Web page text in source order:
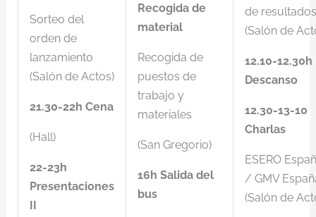
Sorteo del
orden de
lanzamiento
(Salón de Actos)
21.30-22h Cena
(Hall)
22-23h
Presentaciones
II
Recogida de
material
Recogida de
puestos de
trabajo y
materiales
(San Gregorio)
16h Salida del
bus
de resultados
(Salón de
12.10-12.30h
Descanso
12.30-13-10
Charlas
ESERO
/ GMV
(Salón de